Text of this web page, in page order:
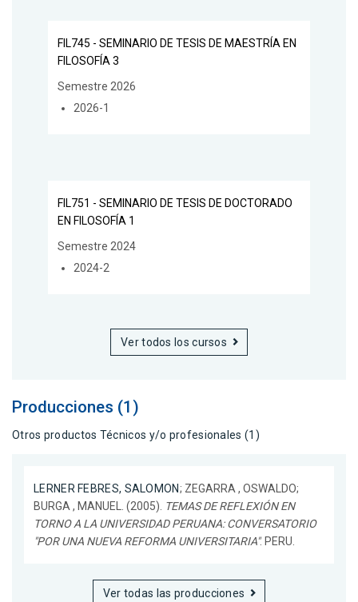
FIL745 - SEMINARIO DE TESIS DE MAESTRÍA EN
FILOSOFÍA 3
Semestre 2026
2026-1
FIL751 - SEMINARIO DE TESIS DE DOCTORADO
EN FILOSOFÍA 1
Semestre 2024
2024-2
Ver todos los cursos
Producciones (1)
Otros productos Técnicos y/o profesionales (1)
LERNER FEBRES, SALOMON; ZEGARRA , OSWALDO;
BURGA , MANUEL. (2005). TEMAS DE REFLEXIÓN EN
TORNO A LA UNIVERSIDAD PERUANA: CONVERSATORIO
"POR UNA NUEVA REFORMA UNIVERSITARIA". PERU.
Ver todas las producciones